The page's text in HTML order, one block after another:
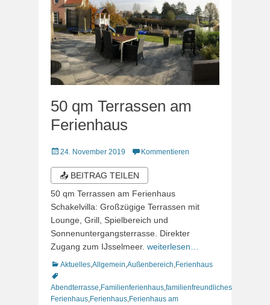
50 qm Terrassen am
Ferienhaus
Veröffentlicht
24. November 2019 Kommentieren
📤 BEITRAG TEILEN
50 qm Terrassen am Ferienhaus
Schakelvilla: Großzügige Terrassen mit
Lounge, Grill, Spielbereich und
Sonnenuntergangsterrasse. Direkter
Zugang zum IJsselmeer. weiterlesen…
Kategorien
Aktuelles Allgemein Außenbereich Ferienhaus
Abendterrasse Familienferienhaus familienfreundliches
Ferienhaus Ferienhaus Ferienhaus am